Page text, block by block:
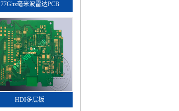
77Ghz毫米波雷达PCB
HDI多层板